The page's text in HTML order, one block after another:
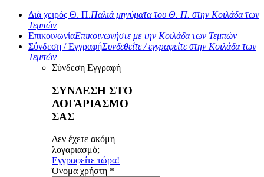
Διά χειρός Θ. Π.Παλιά μηνύματα του Θ. Π. στην Κοιλάδα των
Τεμπών
ΕπικοινωνίαΕπικοινωνήστε με την Κοιλάδα των Τεμπών
Σύνδεση / ΕγγραφήΣυνδεθείτε / εγγραφείτε στην Κοιλάδα των
Τεμπών
Σύνδεση Εγγραφή
ΣΥΝΔΕΣΗ ΣΤΟ
ΛΟΓΑΡΙΑΣΜΟ
ΣΑΣ
Δεν έχετε ακόμη
λογαριασμό;
Εγγραφείτε τώρα!
Όνομα χρήστη *